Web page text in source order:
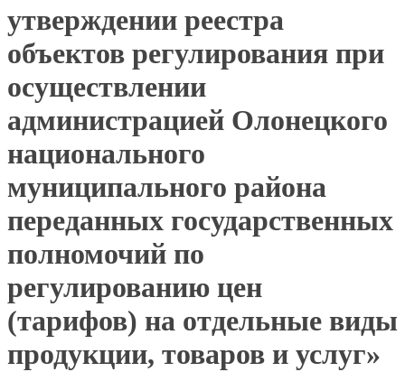
утверждении реестра
объектов регулирования при
осуществлении
администрацией Олонецкого
национального
муниципального района
переданных государственных
полномочий по
регулированию цен
(тарифов) на отдельные виды
продукции, товаров и услуг»